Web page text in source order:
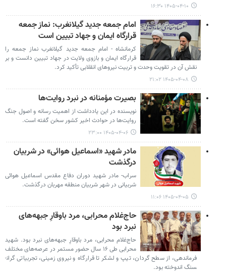
۱۴۰۵-۰۴-۱۰ ۱۶:۳۰
امام جمعه جدید گیلانغرب: نماز جمعه
قرارگاه ایمان و جهاد تبیین است
کرمانشاه - امام جمعه جدید گیلانغرب نماز جمعه را
قرارگاه ایمان و بازوی ولایت در جهاد تبیین دانست و بر
نقش آن در تقویت وحدت و تربیت نیروهای انقلابی تأکید کرد.
۱۴۰۵-۰۴-۰۸ ۲۱:۰۲
بصیرت مؤمنانه در نبرد روایت‌ها
نویسنده در این یادداشت از اهمیت رسانه و اصول جنگ
روایت‌ها در حوادث اخیر کشور سخن گفته است.
۱۴۰۵-۰۴-۰۶ ۲۳:۰۰
مادر شهید «اسماعیل هوائی» در شربیان
درگذشت
سراب- مادر شهید دوران دفاع مقدس اسماعیل هوائی
شربیانی در شهر شربیان منطقه مهربان درگذشت.
۱۴۰۵-۰۴-۰۵ ۱۱:۰۶
حاج‌غلام محرابی، مرد باوقارِ جبهه‌های
نبرد بود
حاج‌غلام محرابی، مرد باوقارِ جبهه‌های نبرد بود. شهید
محرابی طی ۱۶ سال حضور مستمر در عرصه‌های مختلف
فرماندهی، از سطح گردان، تیپ و لشکر تا قرارگاه و نیروی زمینی، تجربیاتی گران­
سنگ اندوخته بود.